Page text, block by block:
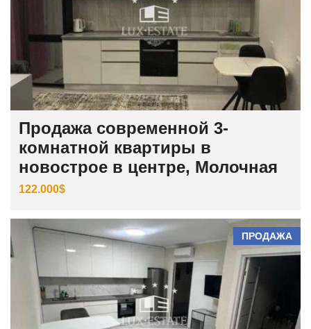
Продажа современной 3-
комнатной квартиры в
новострое в центре, Молочная
122.000$
ПРОДАЖА